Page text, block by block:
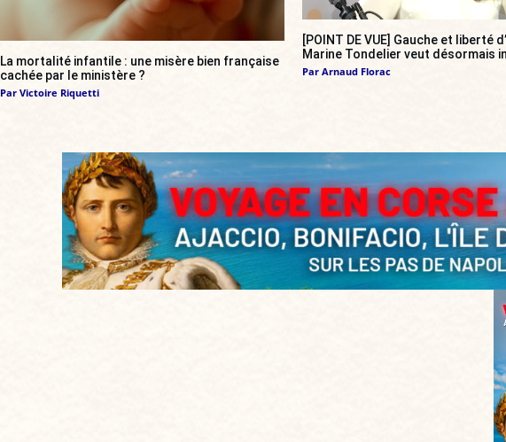
La mortalité infantile : une misère bien française
cachée par le ministère ?
Par Victoire Riquetti
[POINT DE VUE] Gauche et liberté
Marine Tondelier veut désormais
Par Arnaud Florac